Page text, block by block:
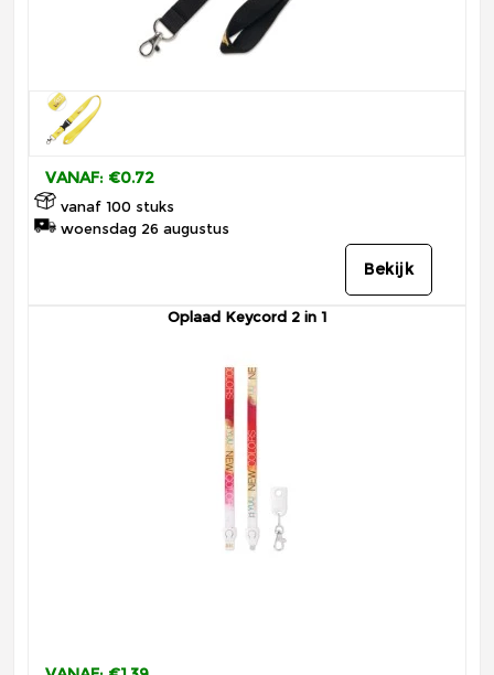
VANAF: €0.72
vanaf 100 stuks
woensdag 26 augustus
Bekijk
Oplaad Keycord 2 in 1